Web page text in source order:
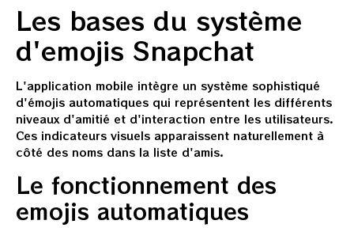
Les bases du système
d'emojis Snapchat
L'application mobile intègre un système sophistiqué
d'émojis automatiques qui représentent les différents
niveaux d'amitié et d'interaction entre les utilisateurs.
Ces indicateurs visuels apparaissent naturellement à
côté des noms dans la liste d'amis.
Le fonctionnement des
emojis automatiques